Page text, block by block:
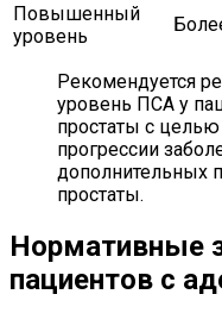
Повышенный
уровень
Рекомендуется
уровень ПСА у
простаты с
прогрессии
дополнительных
простаты.
Нормативные
пациентов с